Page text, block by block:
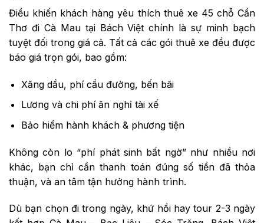
Điều khiến khách hàng yêu thích thuê xe 45 chỗ Cần
Thơ đi Cà Mau tại Bách Việt chính là sự minh bạch
tuyệt đối trong giá cả. Tất cả các gói thuê xe đều được
báo giá trọn gói, bao gồm:
Xăng dầu, phí cầu đường, bến bãi
Lương và chi phí ăn nghỉ tài xế
Bảo hiểm hành khách & phương tiện
Không còn lo “phí phát sinh bất ngờ” như nhiều nơi
khác, bạn chỉ cần thanh toán đúng số tiền đã thỏa
thuận, và an tâm tận hưởng hành trình.
Dù bạn chọn đi trong ngày, khứ hồi hay tour 2-3 ngày